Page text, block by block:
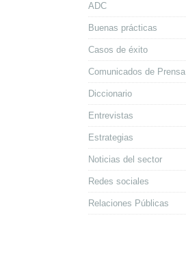
ADC
Buenas prácticas
Casos de éxito
Comunicados de Prensa
Diccionario
Entrevistas
Estrategias
Noticias del sector
Redes sociales
Relaciones Públicas